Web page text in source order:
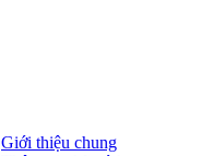
DNSE AQUAMAN
Giới thiệu chung